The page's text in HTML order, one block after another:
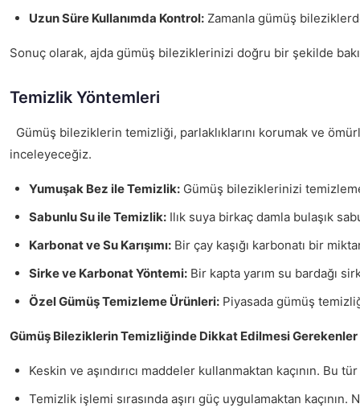
Uzun Süre Kullanımda Kontrol: Zamanla gümüş
Sonuç olarak, ajda gümüş bileziklerinizi doğru bir şekilde
Temizlik Yöntemleri
Gümüş bileziklerin temizliği, parlaklıklarını korumak ve
inceleyeceğiz.
Yumuşak Bez ile Temizlik: Gümüş bileziklerinizi
Sabunlu Su ile Temizlik: Ilık suya birkaç damla bulaşık
Karbonat ve Su Karışımı: Bir çay kaşığı karbonatı bir
Sirke ve Karbonat Yöntemi: Bir kapta yarım su bardağı
Özel Gümüş Temizleme Ürünleri: Piyasada gümüş
Gümüş Bileziklerin Temizliğinde Dikkat Edilmesi Gerekenler
Keskin ve aşındırıcı maddeler kullanmaktan kaçının.
Temizlik işlemi sırasında aşırı güç uygulamaktan